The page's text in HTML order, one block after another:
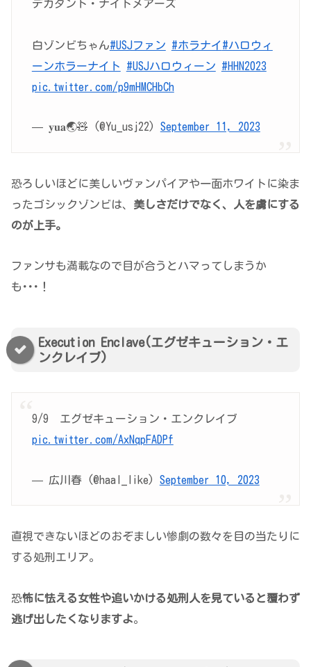
デカダント・ナイトメアーズ
白ゾンビちゃん#USJファン #ホラナイ #ハロウィ
ーンホラーナイト
#USJハロウィーン
#HHN2023
pic.twitter.com/p9mHMCHbCh
— 𝐲𝐮𝐚🌏🧸 (@Yu_usj22) September 11, 2023
恐ろしいほどに美しいヴァンパイアや一面ホワイトに染ま
ったゴシックゾンビは、 美しさだけでなく、人を虜にする
のが上手。
ファンサも満載なので目が合うとハマってしまうか
も･･･！
Execution Enclave(エグゼキューション・エ
ンクレイブ)
9/9 エグゼキューション・エンクレイブ
pic.twitter.com/AxNqpFADPf
— 広川春 (@haal_like) September 10, 2023
直視できないほどのおぞましい惨劇の数々を目の当たりに
する処刑エリア。
恐怖に怯える女性や追いかける処刑人を見ていると覆わず
逃げ出したくなりますよ。